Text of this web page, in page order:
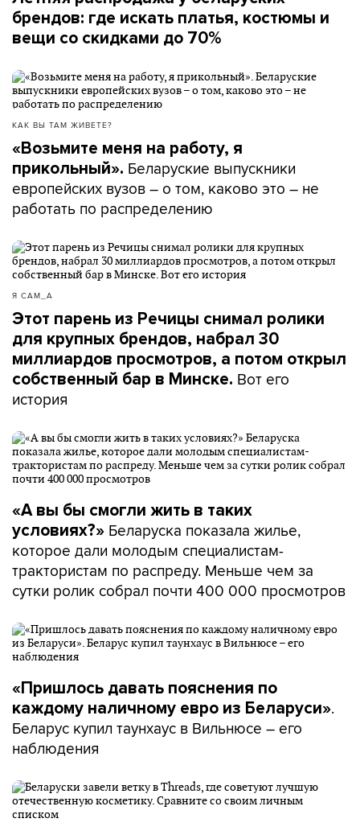
брендов: где искать платья, костюмы и
вещи со скидками до 70%
КАК ВЫ ТАМ ЖИВЕТЕ?
«Возьмите меня на работу, я
прикольный». Беларуские выпускники
европейских вузов – о том, каково это – не
работать по распределению
Я САМ_А
Этот парень из Речицы снимал ролики
для крупных брендов, набрал 30
миллиардов просмотров, а потом открыл
собственный бар в Минске. Вот его
история
«А вы бы смогли жить в таких
условиях?» Беларуска показала жилье,
которое дали молодым специалистам-
трактористам по распреду. Меньше чем за
сутки ролик собрал почти 400 000 просмотров
«Пришлось давать пояснения по
каждому наличному евро из Беларуси».
Беларус купил таунхаус в Вильнюсе – его
наблюдения